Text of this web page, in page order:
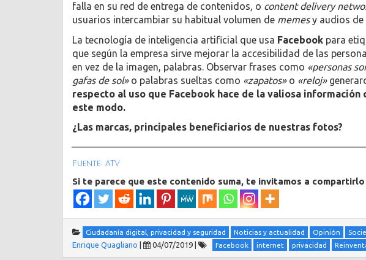
falla en su red de entrega de contenidos, o content delivery
usuarios intercambiar su habitual volumen de memesy audios de
La tecnología de inteligencia artificial que usa Facebook para
que según la empresa sirve mejorar la accesibilidad de las
en vez de la imagen, palabras. Observar frases como «personas
gafas de sol»o palabras sueltas como «zapatos»o «reloj»
respecto al uso que Facebook hace de la valiosa
este modo.
¿Las marcas, principales beneficiarios de nuestras fotos?
Fuente: ATV
Si te parece que este contenido suma, te invitamos a compartirlo
Ciudadanía digital, privacidad y seguridad Noticias y actualidad Opinión
Enrique Quagliano | 04/07/2019 | Facebook internet privacidad